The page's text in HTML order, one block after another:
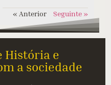
« Anterior Seguinte »
História e
a sociedade​